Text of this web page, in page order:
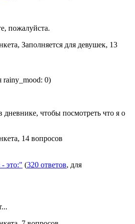
пожалуйста.
Заполняется для девушек, 13
rainy_mood: 0)
дневнике, чтобы посмотреть что я о
14 вопросов
это:" (320 ответов, для